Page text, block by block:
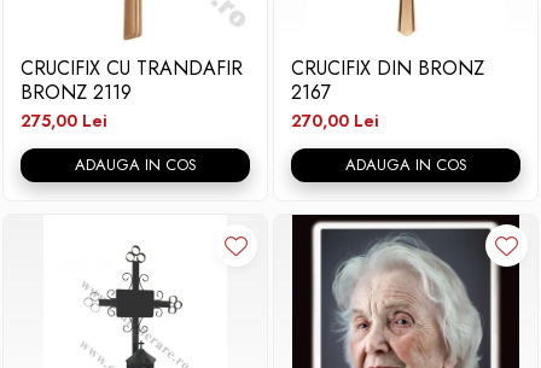
CRUCIFIX CU TRANDAFIR
BRONZ 2119
275,00 Lei
ADAUGA IN COS
CRUCIFIX DIN BRONZ
2167
270,00 Lei
ADAUGA IN COS